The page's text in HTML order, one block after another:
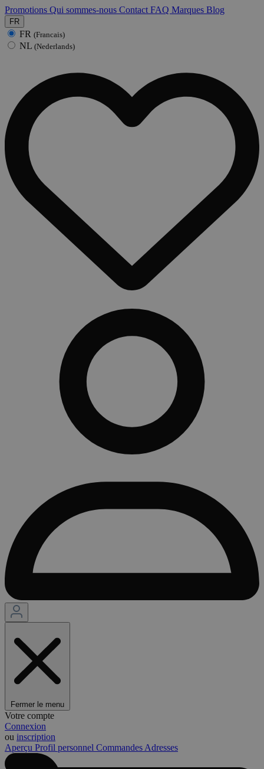
Promotions Qui sommes-nous Contact FAQ Marques Blog
FR
FR (Francais)
NL (Nederlands)
Fermer le menu
Votre compte
Connexion
ou inscription
Aperçu Profil personnel Commandes Adresses